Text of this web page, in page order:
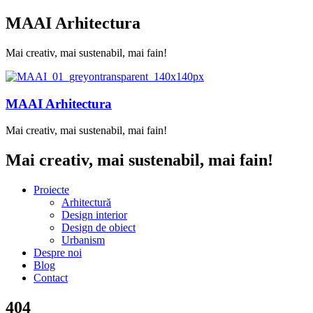
MAAI Arhitectura
Mai creativ, mai sustenabil, mai fain!
MAAI Arhitectura
Mai creativ, mai sustenabil, mai fain!
Mai creativ, mai sustenabil, mai fain!
Proiecte
Arhitectură
Design interior
Design de obiect
Urbanism
Despre noi
Blog
Contact
404